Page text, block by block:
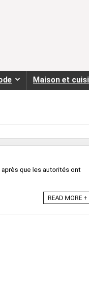
Maison et
que les autorités ont
READ MORE +